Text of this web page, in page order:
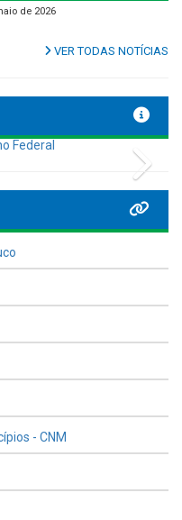
de 2026
VER TODAS NOTÍCIAS
- CNM